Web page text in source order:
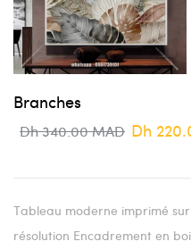
Branches
Dh 340.00 MAD Dh
Tableau moderne imprimé
résolution Encadrement en